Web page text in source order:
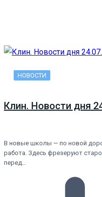
НОВОСТИ
Клин. Новости дня
В новые школы — по новой
работа. Здесь фрезеруют
перед…